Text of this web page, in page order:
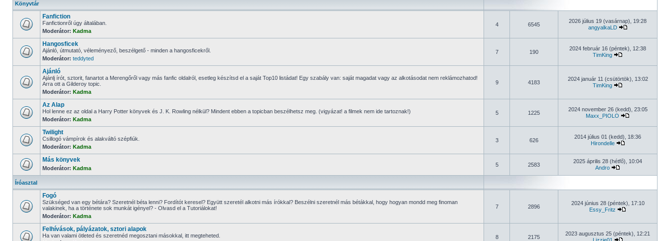
Könyvtár
Fanfiction
Fanfictionről úgy általában.
Moderátor: Kadma
4 6545
2026 július 19 (vasárnap), 19:28
angyalkaLD
Hangosficek
Ajánló, útmutató, véleményező, beszélgető - minden a hangosficekről.
Moderátor: teddyted
7 190
2024 február 16 (péntek), 12:38
TimKing
Ajánló
Ajánlj írót, sztorit, fanartot a Merengőről vagy más fanfic oldalról, esetleg készítsd el a saját Top10 listádat! Egy szabály van: saját magadat vagy az alkotásodat nem reklámozhatod!
Arra ott a Gilderoy topic.
Moderátor: Kadma
9 4183
2024 január 11 (csütörtök), 13:02
TimKing
Az Alap
Hol lenne ez az oldal a Harry Potter könyvek és J. K. Rowling nélkül? Mindent ebben a topicban beszélhetsz meg. (vigyázat! a filmek nem ide tartoznak!)
Moderátor: Kadma
5 1225
2024 november 26 (kedd), 23:05
Maxx_PIOLO
Twilight
Csillogó vámpírok és alakváltó szépfiúk.
Moderátor: Kadma
3 626
2014 július 01 (kedd), 18:36
Hirondelle
Más könyvek
Moderátor: Kadma
5 2583
2025 április 28 (hétfő), 10:04
Andro
Íróasztal
Fogó
Szükséged van egy bétára? Szeretnél béta lenni? Fordítót keresel? Együtt szeretél alkotni más írókkal? Beszélni szeretnél más bétákkal, hogy hogyan mondd meg finoman
valakinek, ha a története sok munkát igényel? - Olvasd el a Tutoriálokat!
Moderátor: Kadma
7 2896
2024 június 28 (péntek), 17:10
Essy_Fritz
Felhívások, pályázatok, sztori alapok
Ha van valami ötleted és szeretnéd megosztani másokkal, itt megteheted.
8 2175
2023 augusztus 25 (péntek), 12:21